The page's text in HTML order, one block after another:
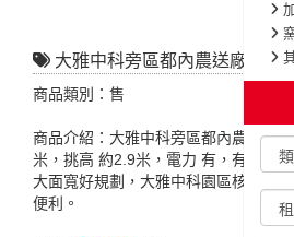
大雅中科旁區都內農送廠房B
商品類別：售
商品介紹：大雅中科旁區都內農送廠
米，挑高 約2.9米，電力 有，有電水、
大面寬好規劃，大雅中科園區核心，近
便利。